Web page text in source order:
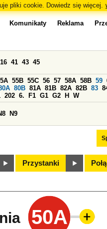
pliki cookie. Dowiedz się więcej.
Komunikaty Reklama
16 41 43 45
55B 55C 56 57 58A 58B 59
80B 81A 81B 82A 82B 83
202 6. F1 G1 G2 H W
N9
Przystanki
50A